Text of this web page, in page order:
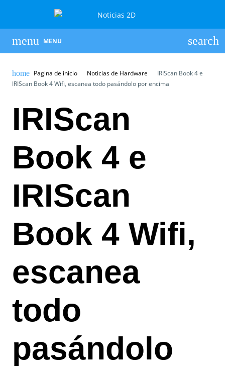
MENU
Pagina de inicio Noticias de Hardware
IRIScan Book 4 e
IRIScan Book 4 Wifi, escanea todo pasándolo por encima
IRIScan
Book 4 e
IRIScan
Book 4 Wifi,
escanea
todo
pasándolo